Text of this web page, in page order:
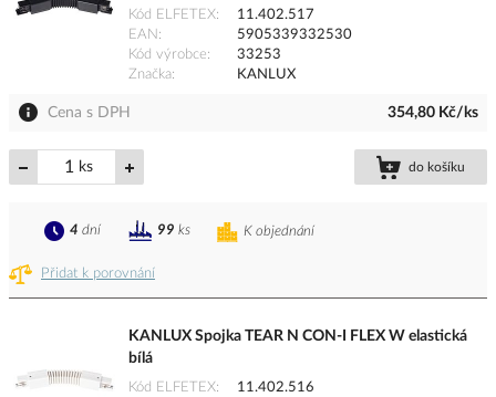
Kód ELFETEX
11.402.517
EAN
5905339332530
Kód výrobce
33253
Značka
KANLUX
Cena s DPH 354,80 Kč/ks
ks do košíku
Přidat k porovnání
K objednání
4 dní 99 ks
KANLUX Spojka TEAR N CON-I FLEX W elastická
bílá
Kód ELFETEX
11.402.516